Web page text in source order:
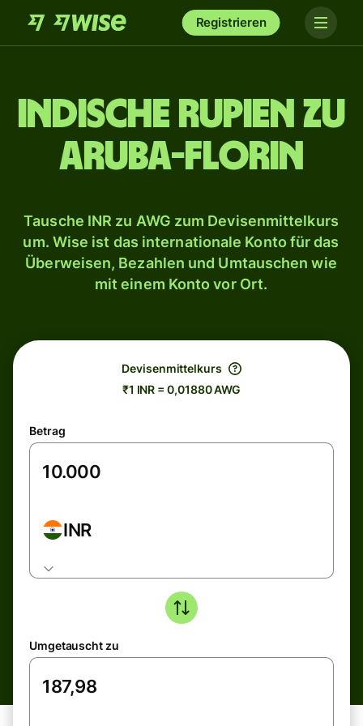
Registrieren
Indische Rupien zu
Aruba-Florin
Tausche INR zu AWG zum Devisenmittelkurs
um. Wise ist das internationale Konto für das
Überweisen, Bezahlen und Umtauschen wie
mit einem Konto vor Ort.
Devisenmittelkurs
₹1 INR = 0,01880 AWG
Betrag
INR
Umgetauscht zu